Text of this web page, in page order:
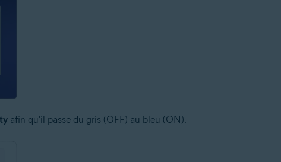
afin qu'il passe du gris (OFF) au bleu (ON).